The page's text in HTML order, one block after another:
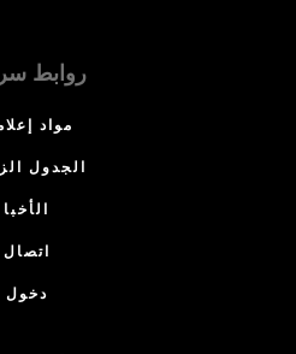
روابط
مواد
الجدول
الأخبا
اتصال
دخول